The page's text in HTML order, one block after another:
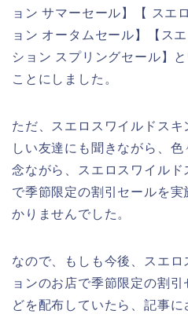
ョン サマーセール】【 スエ
ョン オータムセール】【ス
ション スプリングセール】
ことにしました。
ただ、スエロスワイルドス
しい友達にも聞きながら、
念ながら、スエロスワイル
で季節限定の割引セールを
かりませんでした。
なので、もしも今後、スエ
ョンのお店で季節限定の割
どを配布していたら、記事